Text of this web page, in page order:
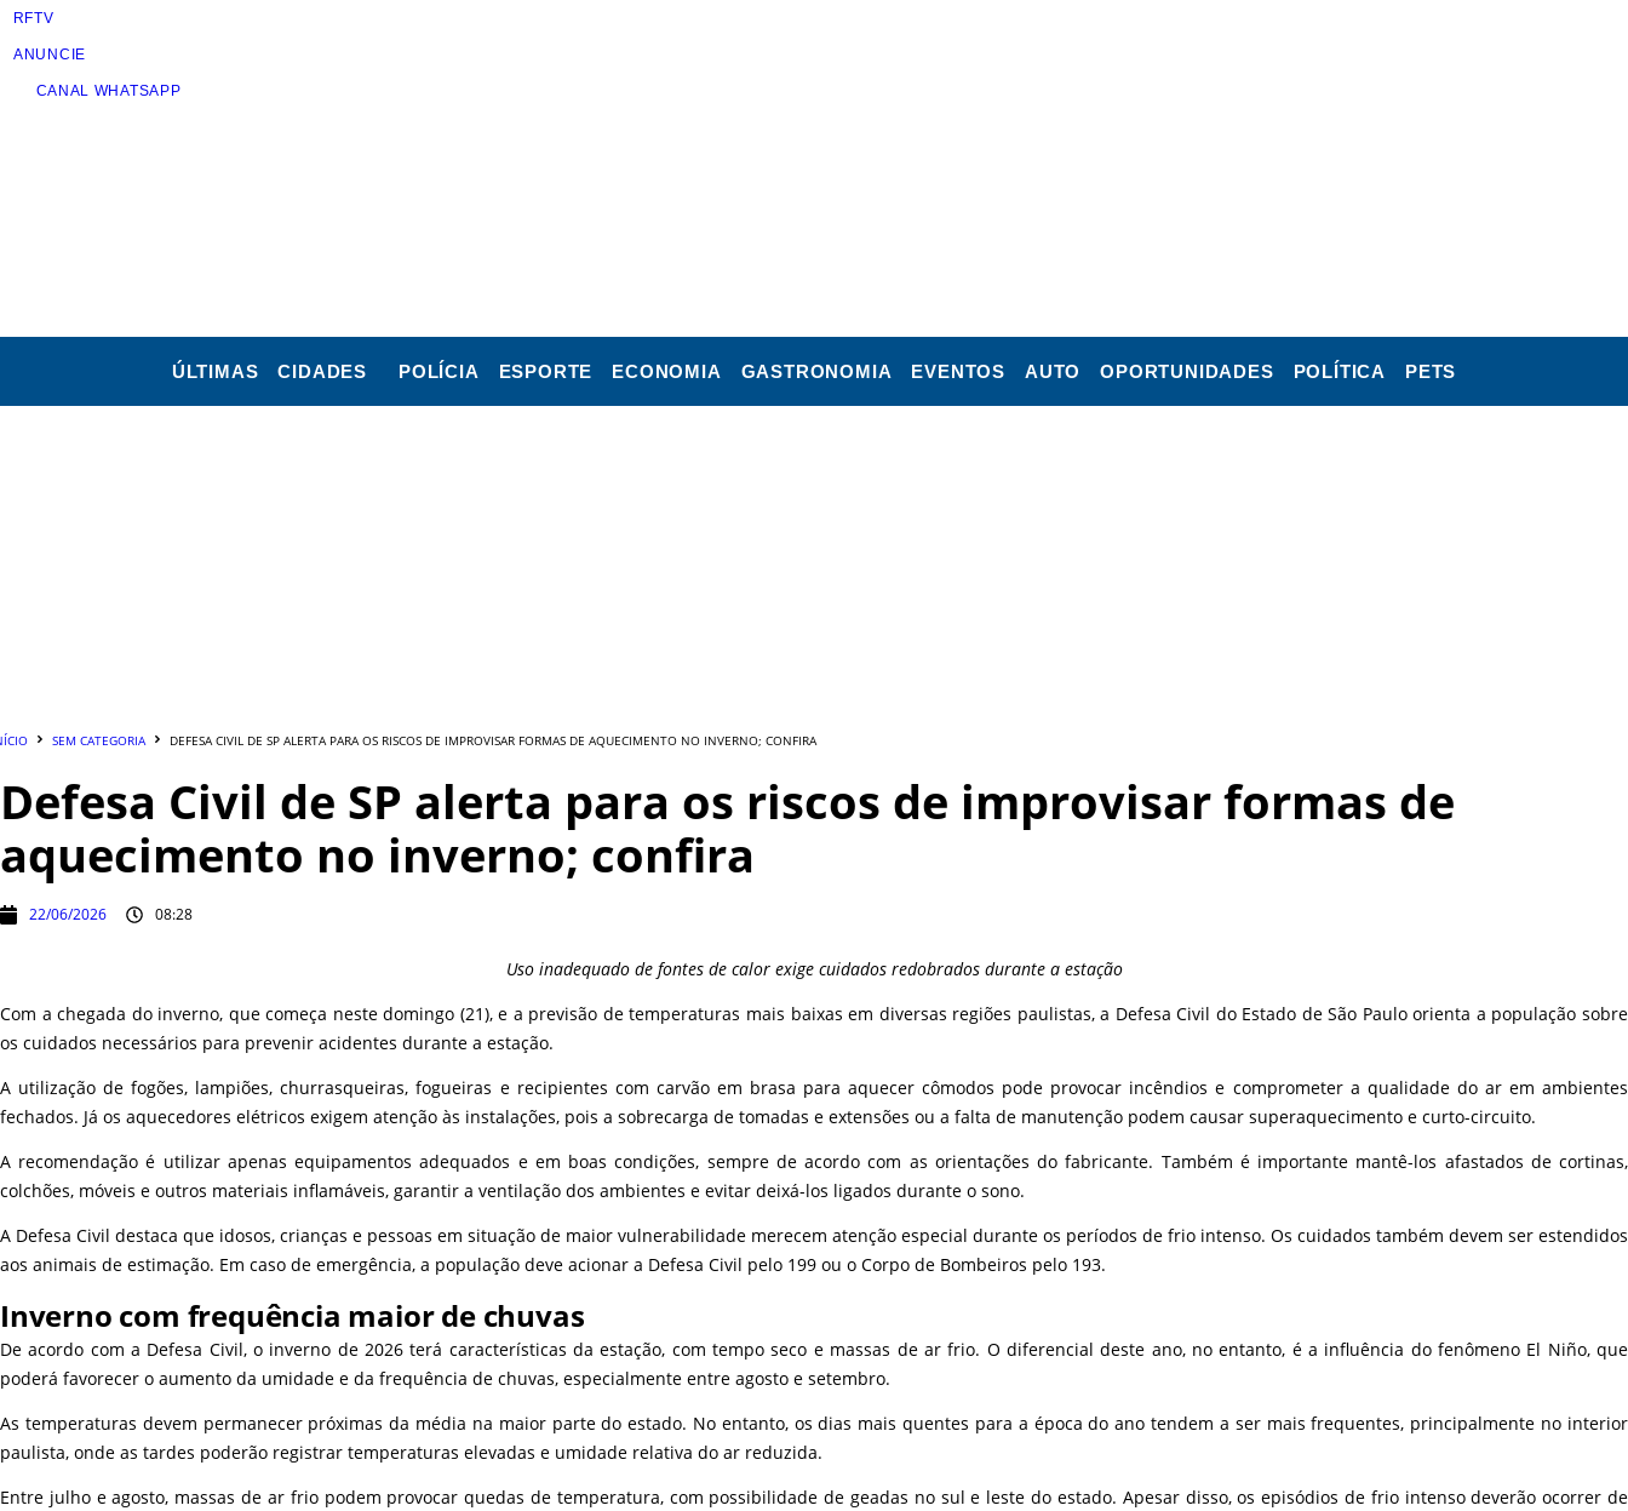
RFTV
ANUNCIE
CANAL WHATSAPP
ÚLTIMAS CIDADES POLÍCIA ESPORTE ECONOMIA GASTRONOMIA EVENTOS AUTO OPORTUNIDADES POLÍTICA PETS
SEM CATEGORIA DEFESA CIVIL DE SP ALERTA PARA OS RISCOS DE IMPROVISAR FORMAS DE AQUECIMENTO NO INVERNO; CONFIRA
Defesa Civil de SP alerta para os riscos de improvisar formas de
aquecimento no inverno; confira
22/06/2026 08:28
Uso inadequado de fontes de calor exige cuidados redobrados durante a estação
Com a chegada do inverno, que começa neste domingo (21), e a previsão de temperaturas mais baixas em diversas regiões paulistas, a Defesa Civil do Estado de São Paulo orienta a população sobre
os cuidados necessários para prevenir acidentes durante a estação.
A utilização de fogões, lampiões, churrasqueiras, fogueiras e recipientes com carvão em brasa para aquecer cômodos pode provocar incêndios e comprometer a qualidade do ar em ambientes
fechados. Já os aquecedores elétricos exigem atenção às instalações, pois a sobrecarga de tomadas e extensões ou a falta de manutenção podem causar superaquecimento e curto-circuito.
A recomendação é utilizar apenas equipamentos adequados e em boas condições, sempre de acordo com as orientações do fabricante. Também é importante mantê-los afastados de cortinas,
colchões, móveis e outros materiais inflamáveis, garantir a ventilação dos ambientes e evitar deixá-los ligados durante o sono.
A Defesa Civil destaca que idosos, crianças e pessoas em situação de maior vulnerabilidade merecem atenção especial durante os períodos de frio intenso. Os cuidados também devem ser estendidos
aos animais de estimação. Em caso de emergência, a população deve acionar a Defesa Civil pelo 199 ou o Corpo de Bombeiros pelo 193.
Inverno com frequência maior de chuvas
De acordo com a Defesa Civil, o inverno de 2026 terá características da estação, com tempo seco e massas de ar frio. O diferencial deste ano, no entanto, é a influência do fenômeno El Niño, que
poderá favorecer o aumento da umidade e da frequência de chuvas, especialmente entre agosto e setembro.
As temperaturas devem permanecer próximas da média na maior parte do estado. No entanto, os dias mais quentes para a época do ano tendem a ser mais frequentes, principalmente no interior
paulista, onde as tardes poderão registrar temperaturas elevadas e umidade relativa do ar reduzida.
Entre julho e agosto, massas de ar frio podem provocar quedas de temperatura, com possibilidade de geadas no sul e leste do estado. Apesar disso, os episódios de frio intenso deverão ocorrer de